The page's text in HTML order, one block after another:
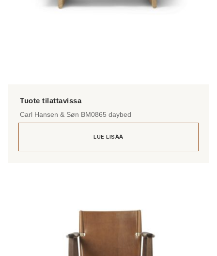
Carl Hansen & Søn BM0865 daybed
LUE LISÄÄ